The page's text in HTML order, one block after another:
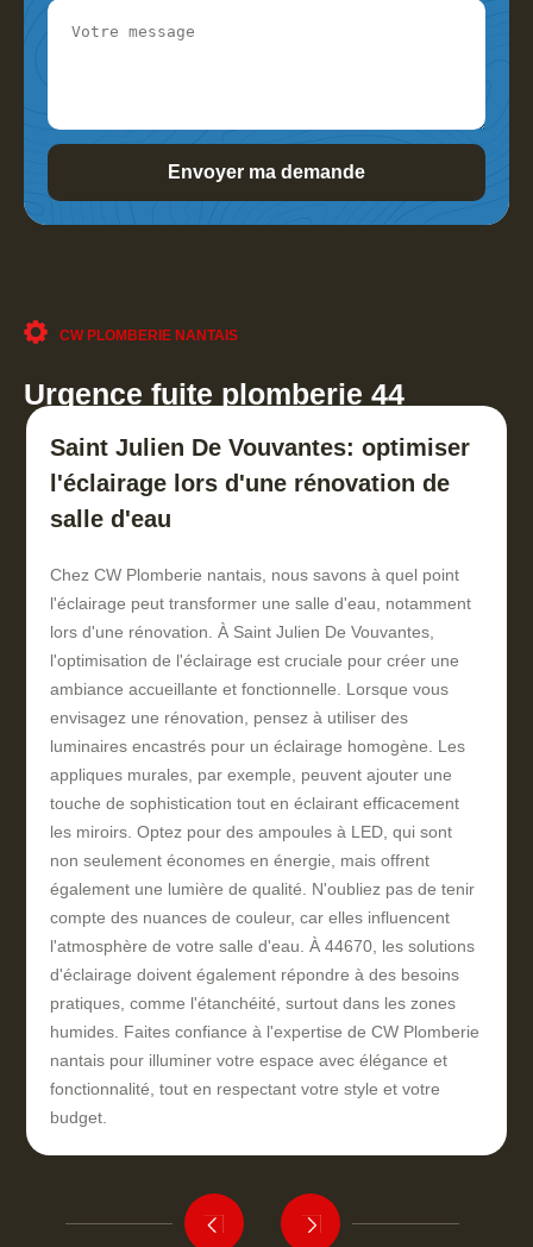
CW PLOMBERIE NANTAIS
Urgence fuite plomberie 44
Saint Julien De Vouvantes: optimiser
l'éclairage lors d'une rénovation de
salle d'eau
Chez CW Plomberie nantais, nous savons à quel point
l'éclairage peut transformer une salle d'eau, notamment
lors d'une rénovation. À Saint Julien De Vouvantes,
l'optimisation de l'éclairage est cruciale pour créer une
ambiance accueillante et fonctionnelle. Lorsque vous
envisagez une rénovation, pensez à utiliser des
luminaires encastrés pour un éclairage homogène. Les
appliques murales, par exemple, peuvent ajouter une
touche de sophistication tout en éclairant efficacement
les miroirs. Optez pour des ampoules à LED, qui sont
non seulement économes en énergie, mais offrent
également une lumière de qualité. N'oubliez pas de tenir
compte des nuances de couleur, car elles influencent
l'atmosphère de votre salle d'eau. À 44670, les solutions
d'éclairage doivent également répondre à des besoins
pratiques, comme l'étanchéité, surtout dans les zones
humides. Faites confiance à l'expertise de CW Plomberie
nantais pour illuminer votre espace avec élégance et
fonctionnalité, tout en respectant votre style et votre
budget.